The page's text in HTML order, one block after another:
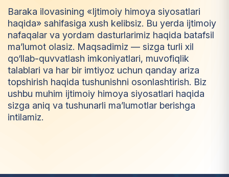
Baraka ilovasining «Ijtimoiy himoya siyosatlari
haqida» sahifasiga xush kelibsiz. Bu yerda ijtimoiy
nafaqalar va yordam dasturlarimiz haqida batafsil
ma’lumot olasiz. Maqsadimiz — sizga turli xil
qo‘llab-quvvatlash imkoniyatlari, muvofiqlik
talablari va har bir imtiyoz uchun qanday ariza
topshirish haqida tushunishni osonlashtirish. Biz
ushbu muhim ijtimoiy himoya siyosatlari haqida
sizga aniq va tushunarli ma’lumotlar berishga
intilamiz.